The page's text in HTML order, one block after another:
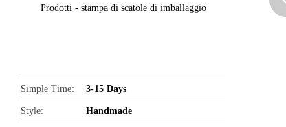
Prodotti - stampa di scatole di imballaggio
Simple Time 3-15 Days
Style Handmade